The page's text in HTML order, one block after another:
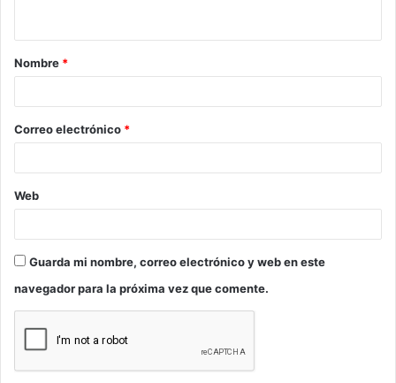
a
r
*
Nombre *
Correo electrónico *
Web
Guarda mi nombre, correo electrónico y web en este
navegador para la próxima vez que comente.